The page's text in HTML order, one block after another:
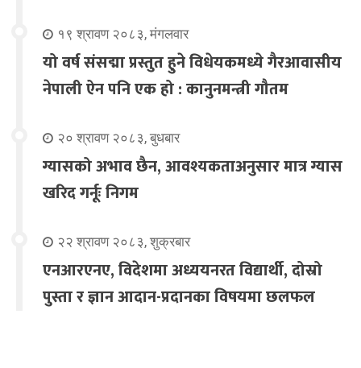
१९ श्रावण २०८३, मंगलवार
यो वर्ष संसद्मा प्रस्तुत हुने विधेयकमध्ये गैरआवासीय
नेपाली ऐन पनि एक हो : कानुनमन्त्री गौतम
२० श्रावण २०८३, बुधबार
ग्यासको अभाव छैन, आवश्यकताअनुसार मात्र ग्यास
खरिद गर्नूः निगम
२२ श्रावण २०८३, शुक्रबार
एनआरएनए, विदेशमा अध्ययनरत विद्यार्थी, दोस्रो
पुस्ता र ज्ञान आदान-प्रदानका विषयमा छलफल